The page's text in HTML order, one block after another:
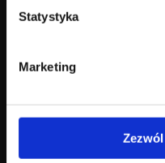
Statystyka
Marketing